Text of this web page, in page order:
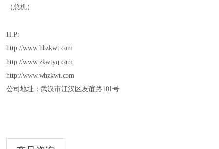
（总机）
H.P:
http://www.hbzkwt.com
http://www.zkwtyq.com
http://www.whzkwt.com
公司地址：武汉市江汉区友谊路101号